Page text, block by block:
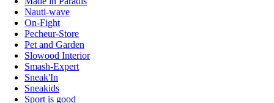
Nauti-wave
On-Fight
Pecheur-Store
Pet and Garden
Slowood Interior
Smash-Expert
Sneak'In
Sneakids
Sport is good